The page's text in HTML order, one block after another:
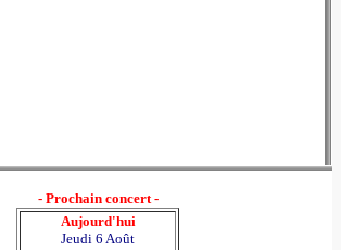
- Prochain concert -
Aujourd'hui
Jeudi 6 Août